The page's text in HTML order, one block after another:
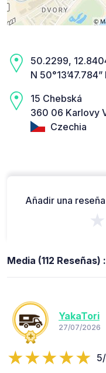
50.2299,
N
15 Chebská
360 06 Karlovy
Czechia
Añadir una
Media (112 Reseñas) :
YakaTori
27/07/2026